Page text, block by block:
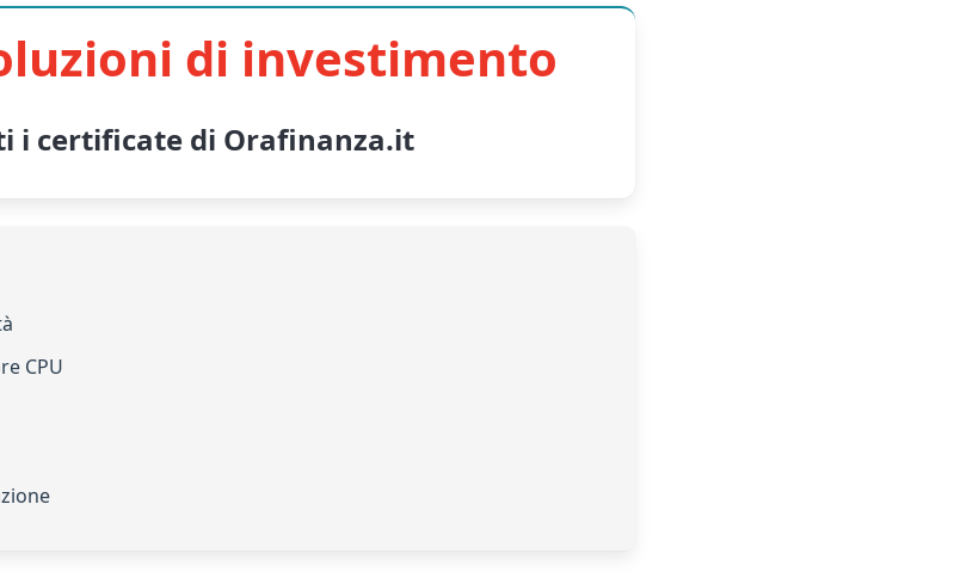
di investimento
i certificate di Orafinanza.it
CPU